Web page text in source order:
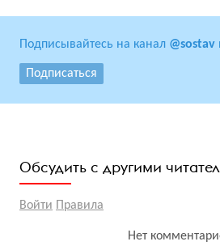
Подписывайтесь на канал @sostav
Подписаться
Обсудить с другими
Войти Правила
Нет